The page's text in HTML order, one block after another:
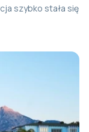
szybko stała się